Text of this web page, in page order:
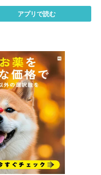
アプリで読む